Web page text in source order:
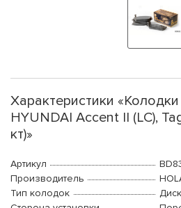
Характеристики
HYUNDAI Accent II (LC),
кт)»
Артикул
Производитель
Тип колодок